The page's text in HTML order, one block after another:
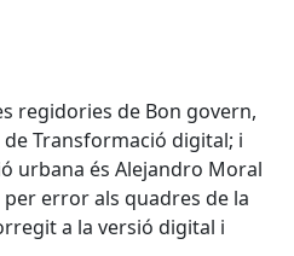
regidories de Bon govern,
Transformació digital; i
urbana és Alejandro Moral
error als quadres de la
a la versió digital i